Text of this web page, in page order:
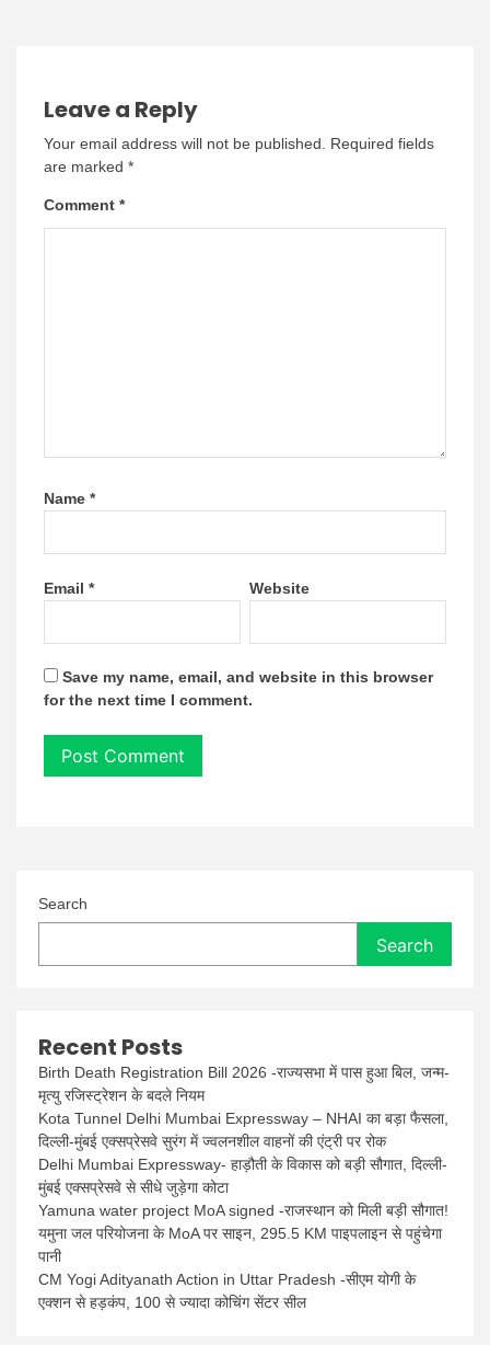
Leave a Reply
Your email address will not be published.
Required fields
are marked *
Comment *
Name *
Email * Website
Save my name, email, and website in this browser
for the next time I comment.
Search
Search
Recent Posts
Birth Death Registration Bill 2026 -राज्यसभा में पास हुआ बिल, जन्म-
मृत्यु रजिस्ट्रेशन के बदले नियम
Kota Tunnel Delhi Mumbai Expressway – NHAI का बड़ा फैसला,
दिल्ली-मुंबई एक्सप्रेसवे सुरंग में ज्वलनशील वाहनों की एंट्री पर रोक
Delhi Mumbai Expressway- हाड़ौती के विकास को बड़ी सौगात, दिल्ली-
मुंबई एक्सप्रेसवे से सीधे जुड़ेगा कोटा
Yamuna water project MoA signed -राजस्थान को मिली बड़ी सौगात!
यमुना जल परियोजना के MoA पर साइन, 295.5 KM पाइपलाइन से पहुंचेगा
पानी
CM Yogi Adityanath Action in Uttar Pradesh -सीएम योगी के
एक्शन से हड़कंप, 100 से ज्यादा कोचिंग सेंटर सील